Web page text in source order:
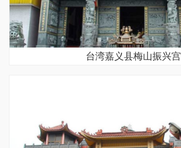
台湾嘉义县梅山振兴宫